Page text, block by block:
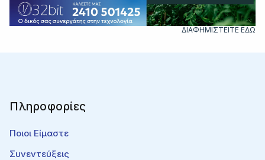
ΔΙΑΦΗΜΙΣΤΕΙΤΕ ΕΔΩ
Πληροφορίες
Ποιοι Είμαστε
Συνεντεύξεις